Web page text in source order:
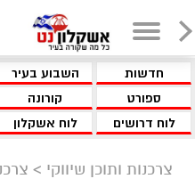
חדשות השבוע בעיר
ספורט
קורונה
לוח דרושים
לוח אשקלון
צרכנות ותוכן שיווקי >